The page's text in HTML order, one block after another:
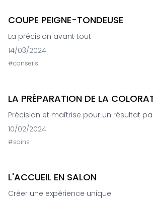
COUPE PEIGNE-TONDEUSE
La précision avant tout
14/03/2024
#conseils
LA PRÉPARATION DE LA
Précision et maîtrise pour un résultat
10/02/2024
#soins
L'ACCUEIL EN SALON
Créer une expérience unique